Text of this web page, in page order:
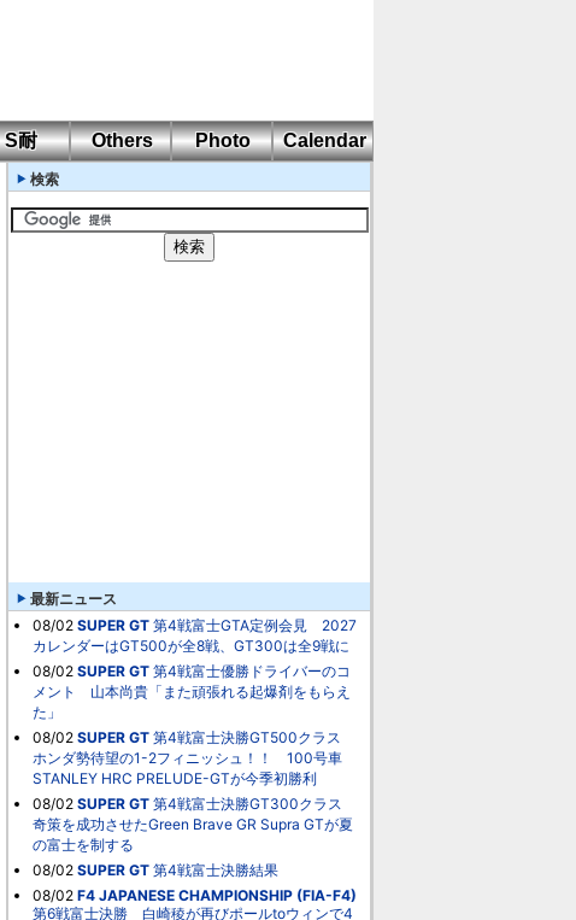
S耐 Others Photo Calendar
検索
最新ニュース
08/02 SUPER GT 第4戦富士GTA定例会見 2027
カレンダーはGT500が全8戦、GT300は全9戦に
08/02 SUPER GT 第4戦富士優勝ドライバーのコ
メント 山本尚貴「また頑張れる起爆剤をもらえ
た」
08/02 SUPER GT 第4戦富士決勝GT500クラス
ホンダ勢待望の1-2フィニッシュ！！ 100号車
STANLEY HRC PRELUDE-GTが今季初勝利
08/02 SUPER GT 第4戦富士決勝GT300クラス
奇策を成功させたGreen Brave GR Supra GTが夏
の富士を制する
08/02 SUPER GT 第4戦富士決勝結果
08/02 F4 JAPANESE CHAMPIONSHIP (FIA-F4)
第6戦富士決勝 白崎稜が再びポールtoウィンで4